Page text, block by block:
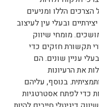
הצרכים הללו ומניעים
ובעלי עין לעיצוב
מומחי שיווק
תקשורת חזקים כדי
עניין שונים. הם
את הרעיונות
בנוסף, עליהם
כדי לפתח אסטרטגיות